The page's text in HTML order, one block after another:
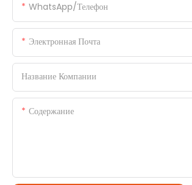
WhatsApp/телефон
Электронная Почта
Название Компании
Содержание